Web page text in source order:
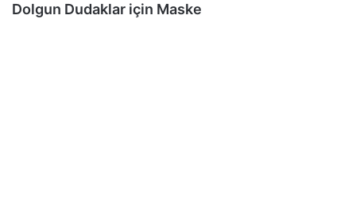
Dolgun Dudaklar için Maske